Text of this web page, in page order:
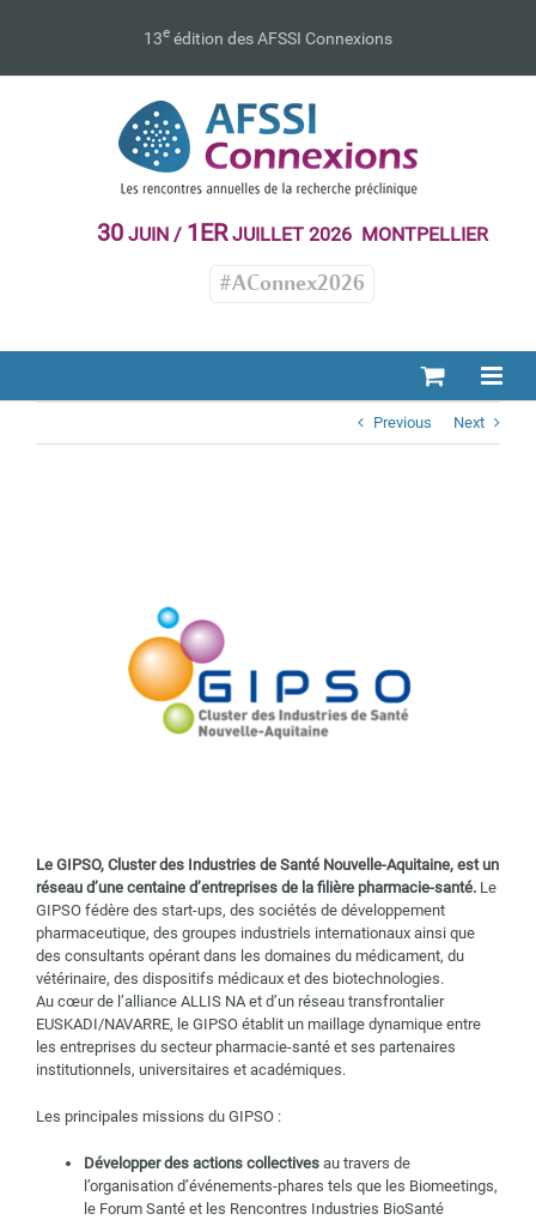
13e édition des AFSSI Connexions
30JUIN / 1ERJUILLET 2026 MONTPELLIER
#AConnex2026
Previous Next
Le GIPSO, Cluster des Industries de Santé Nouvelle-Aquitaine, est un
réseau d’une centaine d’entreprises de la filière pharmacie-santé. Le
GIPSO fédère des start-ups, des sociétés de développement
pharmaceutique, des groupes industriels internationaux ainsi que
des consultants opérant dans les domaines du médicament, du
vétérinaire, des dispositifs médicaux et des biotechnologies.
Au cœur de l’alliance ALLIS NA et d’un réseau transfrontalier
EUSKADI/NAVARRE, le GIPSO établit un maillage dynamique entre
les entreprises du secteur pharmacie-santé et ses partenaires
institutionnels, universitaires et académiques.
Les principales missions du GIPSO :
Développer des actions collectives au travers de
l’organisation d’événements-phares tels que les Biomeetings,
le Forum Santé et les Rencontres Industries BioSanté